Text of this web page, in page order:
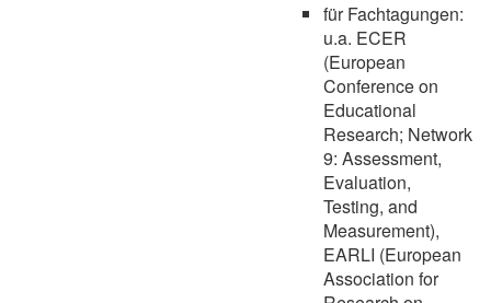
für Fachtagungen:
u.a. ECER
(European
Conference on
Educational
Research; Network
9: Assessment,
Evaluation,
Testing, and
Measurement),
EARLI (European
Association for